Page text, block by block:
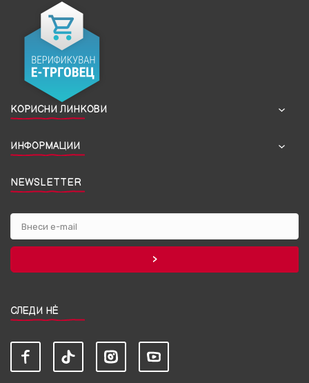
КОРИСНИ ЛИНКОВИ
ИНФОРМАЦИИ
NEWSLETTER
СЛЕДИ НЀ